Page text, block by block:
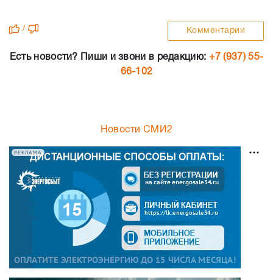
/ Комментарии
Есть новости? Пиши и звони в редакцию: +7 (937) 55-
66-102
Новости СМИ2
РЕКЛАМА